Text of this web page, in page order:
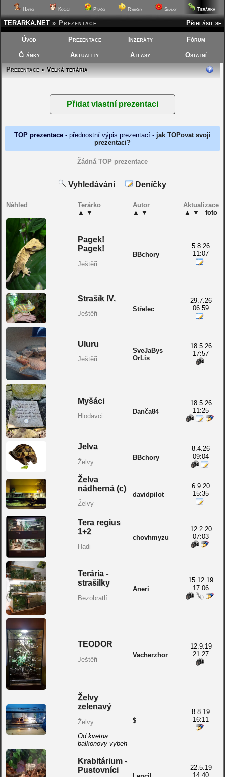
Hafíci Kočičí Ptáčci Rybičky Skalky Terárka
Přihlásit se
TERARKA.NET » Prezentace
Úvod Prezentace Inzeráty Fórum
Články Aktuality Atlasy
Ostatní
Prezentace» Velká terária
TOP prezentace- přednostní výpis prezentací - jak TOPovat svoji
prezentaci?
Žádná TOP prezentace
Vyhledávání Deníčky
Náhled
Terárko
▲ ▼
Autor
▲ ▼
Aktualizace
▲ ▼ foto
Pagek!
Pagek!
Ještěři
BBchory
5.8.26
11:07
Strašík IV.
Ještěři
Střelec
29.7.26
06:59
Uluru
Ještěři
SveJaBys
OrLis
18.5.26
17:57
Myšáci
Hlodavci
Danča84
18.5.26
11:25
Jelva
Želvy
BBchory
8.4.26
09:04
Želva
nádherná (c)
Želvy
davidpilot
6.9.20
15:35
Tera regius
1+2
Hadi
chovhmyzu
12.2.20
07:03
Terária -
strašilky
Bezobratlí
Aneri
15.12.19
17:06
TEODOR
Ještěři
Vacherzhor
12.9.19
21:27
Želvy
zelenavý
Želvy
Od kvetna
balkonovy vybeh
$
8.8.19
16:11
Krabitárium -
Pustovníci
22.5.19
14:40